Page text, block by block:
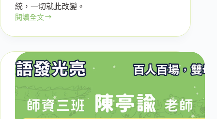
統，一切就此改變。
閱讀全文
【第
五
場】：
我